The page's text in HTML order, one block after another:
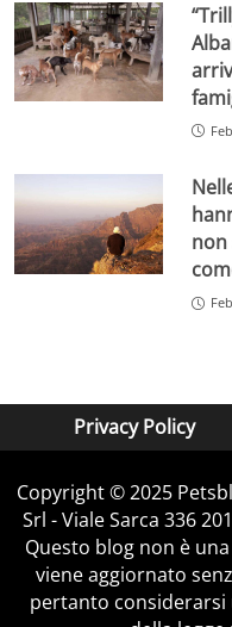
non
Privacy Policy
Copyright © 2025
Srl - Viale Sarca 336
Questo blog non è
viene aggiornato
pertanto